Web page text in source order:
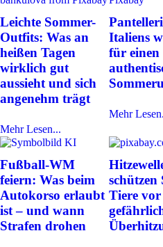
Leichte Sommer-
Outfits: Was an
heißen Tagen
wirklich gut
aussieht und sich
angenehm trägt
Mehr Lesen...
Italiens
für einen
Mehr
Fußball-WM
feiern: Was beim
Autokorso erlaubt
ist – und wann
Strafen drohen
schützen
Tiere vor